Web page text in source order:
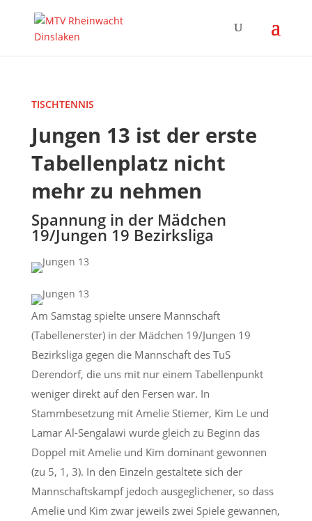
TISCHTENNIS
Jungen 13 ist der erste
Tabellenplatz nicht
mehr zu nehmen
Spannung in der Mädchen
19/Jungen 19 Bezirksliga
Am Samstag spielte unsere Mannschaft
(Tabellenerster) in der Mädchen 19/Jungen 19
Bezirksliga gegen die Mannschaft des TuS
Derendorf, die uns mit nur einem Tabellenpunkt
weniger direkt auf den Fersen war. In
Stammbesetzung mit Amelie Stiemer, Kim Le und
Lamar Al-Sengalawi wurde gleich zu Beginn das
Doppel mit Amelie und Kim dominant gewonnen
(zu 5, 1, 3). In den Einzeln gestaltete sich der
Mannschaftskampf jedoch ausgeglichener, so dass
Amelie und Kim zwar jeweils zwei Spiele gewannen,